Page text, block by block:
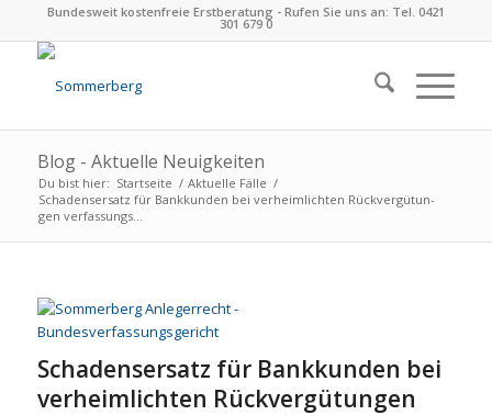
Bundesweit kostenfreie Erstberatung - Rufen Sie uns an: Tel. 0421
301 679 0
Blog - Aktuelle Neuigkeiten
Du bist hier: Startseite / Aktuelle Fälle /
Scha­dens­er­satz für Bank­kun­den bei ver­heim­lich­ten Rück­ver­gü­tun­
gen ver­fas­sungs­...
Scha­dens­er­satz für Bank­kun­den bei
ver­heim­lich­ten Rück­ver­gü­tun­gen